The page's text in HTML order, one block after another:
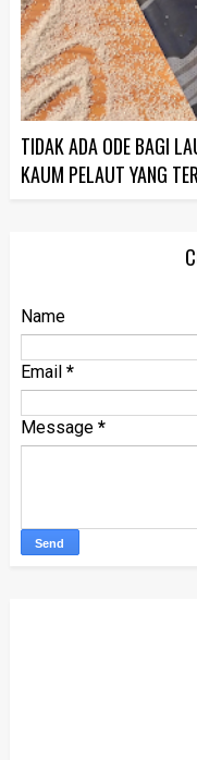
TIDAK ADA ODE BAGI
KAUM PELAUT YANG
Name
Email *
Message *